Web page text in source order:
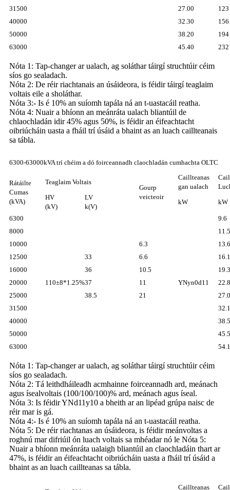
31500
27.00
123
40000
32.30
156
50000
38.20
194
63000
45.40 232
Nóta 1: Tap-changer ar ualach, ag soláthar táirgí struchtúir céim
síos go sealadach.
Nóta 2: De réir riachtanais an úsáideora, is féidir táirgí teaglaim
voltais eile a sholáthar.
Nóta 3:- Is é 10% an suíomh tapála ná an t-uastacáil reatha.
Nóta 4: Nuair a bhíonn an meánráta ualach bliantúil de
chlaochladán idir 45% agus 50%, is féidir an éifeachtacht
oibriúcháin uasta a fháil trí úsáid a bhaint as an luach caillteanais
sa tábla.
6300-63000kVA trí chéim a dó foirceannadh claochladán cumhachta OLTC
Rátáilte
Cumas
(kVA)
Teaglaim Voltais
Gourp
veicteoir
Caillteanas
gan ualach
HV
(kV)
LV
k(V)
kW kW
6300
9.6
8000
11.5
10000
6.3
13.6
12500
33 6.6
16.1
16000
36 10.5
19.3
20000
110±8*1.25%37 11 YNyn0d11
22.8
25000
38.5 21
27.0
31500
32.1
40000
38.5
50000
45.5
63000
54.1
Nóta 1: Tap-changer ar ualach, ag soláthar táirgí struchtúir céim
síos go sealadach.
Nóta 2: Tá leithdháileadh acmhainne foirceannadh ard, meánach
agus ísealvoltais (100/100/100)% ard, meánach agus íseal.
Nóta 3: Is féidir YNd11y10 a bheith ar an lipéad grúpa naisc de
réir mar is gá.
Nóta 4:- Is é 10% an suíomh tapála ná an t-uastacáil reatha.
Nóta 5: De réir riachtanas an úsáideora, is féidir meánvoltas a
roghnú mar difriúil ón luach voltais sa mhéadar nó le Nóta 5:
Nuair a bhíonn meánráta ualaigh bliantúil an claochladáin thart ar
47%, is féidir an éifeachtacht oibriúcháin uasta a fháil trí úsáid a
bhaint as an luach caillteanas sa tábla.
Caillteanas